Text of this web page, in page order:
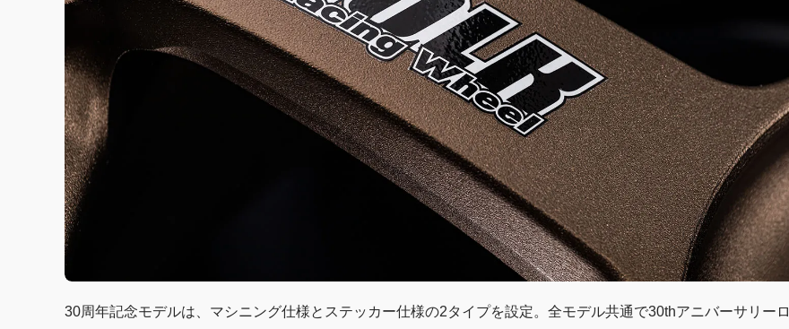
30周年記念モデルは、マシニング仕様とステッカー仕様の2タイプを設定。全モデル共通で30thアニバーサリーロ